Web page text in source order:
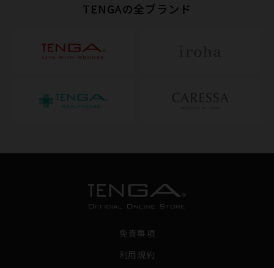
TENGAの全ブランド
免責事項
利用規約